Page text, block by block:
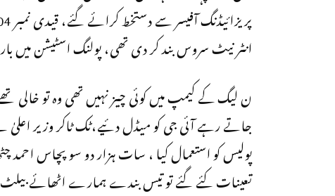
انٹر نیٹ سروس بند کر دی تھی، پولنگ اسٹیشن میں بارہ بجے تک فارم
ن لیگ کے کیمپ میں کوئی چیز نہیں تھی وہ تو خالی
جاتے رہے آئی جی کو میڈل دئیے،ٹک ٹاکر وزیر
پولیس کو استعمال کیا ، سات ہزار دو سو پچاس احمد
تعینات کئے گئے تو تیس بندے ہمارے اٹھائے